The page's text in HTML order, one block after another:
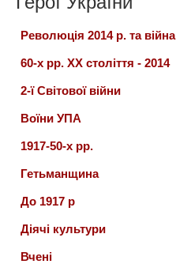
Революція 2014 р. та війна
60-х рр. ХХ століття - 2014
2-ї Світової війни
Воїни УПА
1917-50-х рр.
Гетьманщина
До 1917 р
Діячі культури
Вчені